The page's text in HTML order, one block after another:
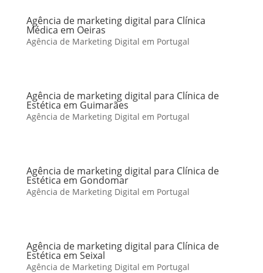
Agência de marketing digital para Clínica
Médica em Oeiras
Agência de Marketing Digital em Portugal
Agência de marketing digital para Clínica de
Estética em Guimarães
Agência de Marketing Digital em Portugal
Agência de marketing digital para Clínica de
Estética em Gondomar
Agência de Marketing Digital em Portugal
Agência de marketing digital para Clínica de
Estética em Seixal
Agência de Marketing Digital em Portugal